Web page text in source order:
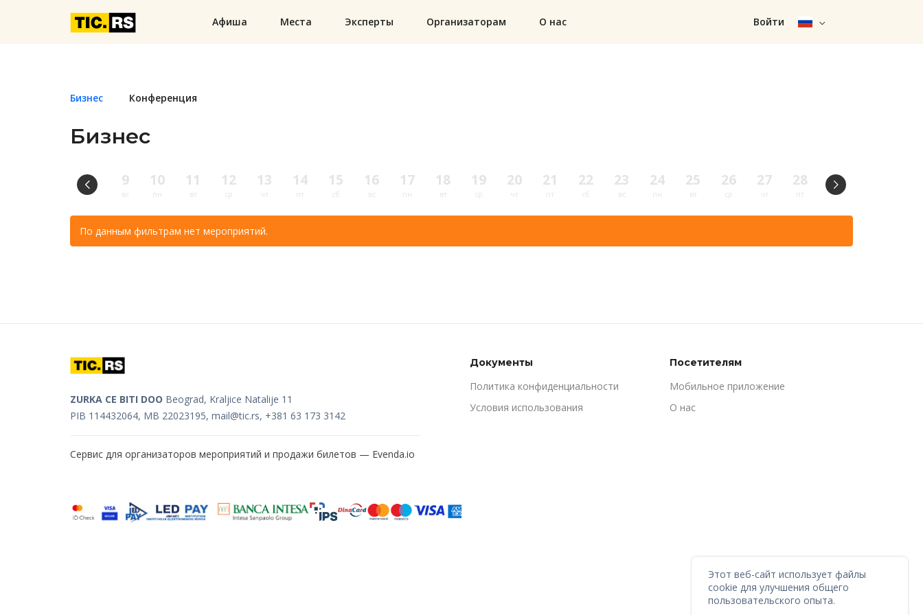
Афиша Места Эксперты Организаторам О нас Войти
Бизнес Конференция
Бизнес
9
вс
10
пн
11
вт
12
ср
13
чт
14
пт
15
сб
16
вс
17
пн
18
вт
19
ср
20
чт
21
пт
22
сб
23
вс
24
пн
25
вт
26
ср
27
чт
28
пт
29
сб
По данным фильтрам нет мероприятий.
ZURKA CE BITI DOO Beograd, Kraljice Natalije 11
PIB 114432064, MB 22023195, mail@tic.rs, +381 63 173 3142
Сервис для организаторов мероприятий и продажи билетов — Evenda.io
Документы
Политика конфиденциальности
Условия использования
Посетителям
Мобильное приложение
О нас
Этот веб-сайт использует файлы
cookie для улучшения общего
пользовательского опыта.